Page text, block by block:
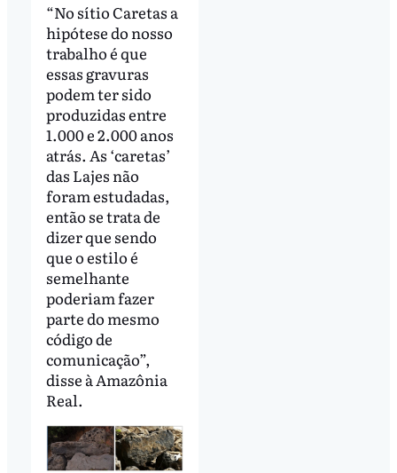
“No sítio Caretas a
hipótese do nosso
trabalho é que
essas gravuras
podem ter sido
produzidas entre
1.000 e 2.000 anos
atrás. As ‘caretas’
das Lajes não
foram estudadas,
então se trata de
dizer que sendo
que o estilo é
semelhante
poderiam fazer
parte do mesmo
código de
comunicação”,
disse à Amazônia
Real.